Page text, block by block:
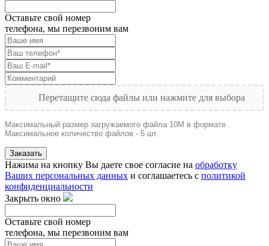
Оставьте свой номер
телефона, мы перезвоним вам
Перетащите сюда файлы или нажмите для выбора
Максимальный размер загружаемого файла 10M в формате .
Максимальное количество файлов - 5 шт.
Заказать
Нажима на кнопку Вы даете свое согласие на обработку
Ваших персональных данных и соглашаетесь с политикой
конфиденциальности
Закрыть окно
Оставьте свой номер
телефона, мы перезвоним вам